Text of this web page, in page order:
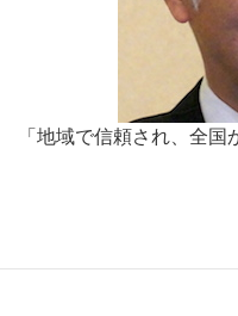
「地域で信頼され、全